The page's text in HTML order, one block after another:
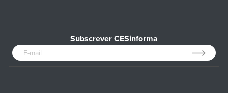
Subscrever CESinforma